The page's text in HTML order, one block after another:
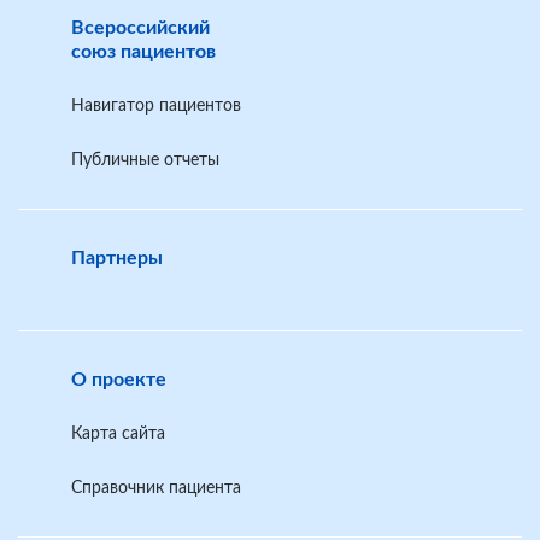
Всероссийский
союз пациентов
Навигатор пациентов
Публичные отчеты
Партнеры
О проекте
Карта сайта
Справочник пациента